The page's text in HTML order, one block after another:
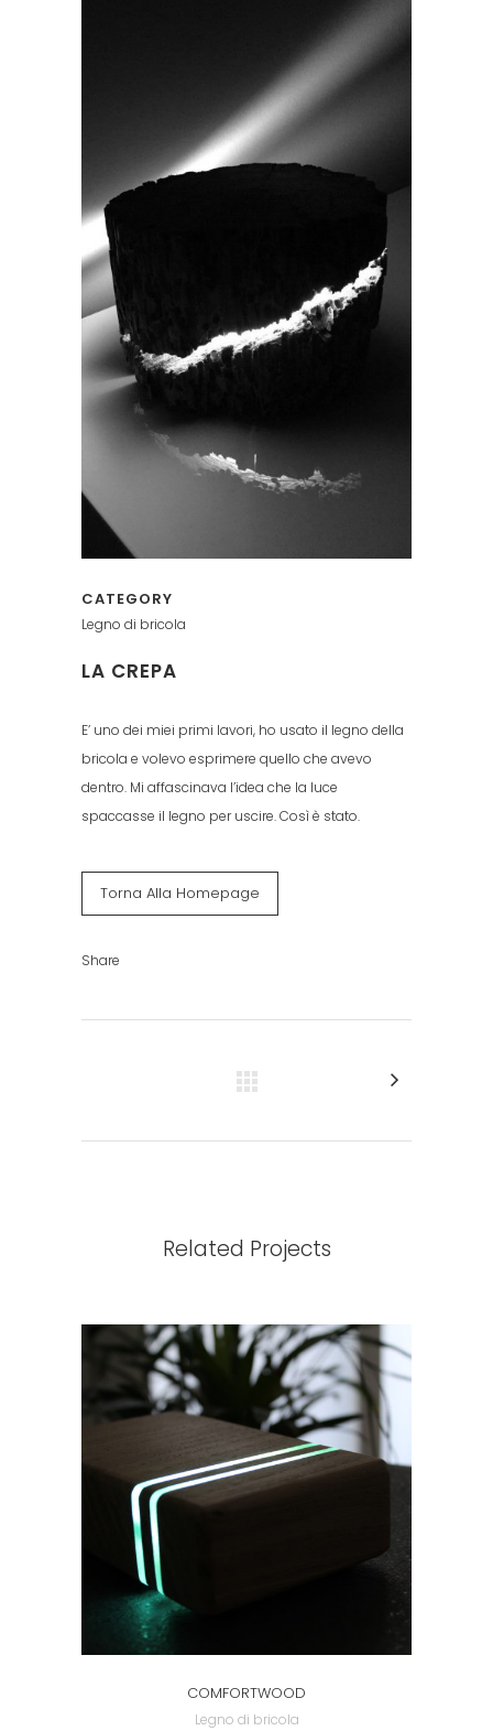
CATEGORY
Legno di bricola
LA CREPA
E’ uno dei miei primi lavori, ho usato il legno della
bricola e volevo esprimere quello che avevo
dentro. Mi affascinava l’idea che la luce
spaccasse il legno per uscire. Così è stato.
Torna Alla Homepage
Share
Related Projects
COMFORTWOOD
Legno di bricola